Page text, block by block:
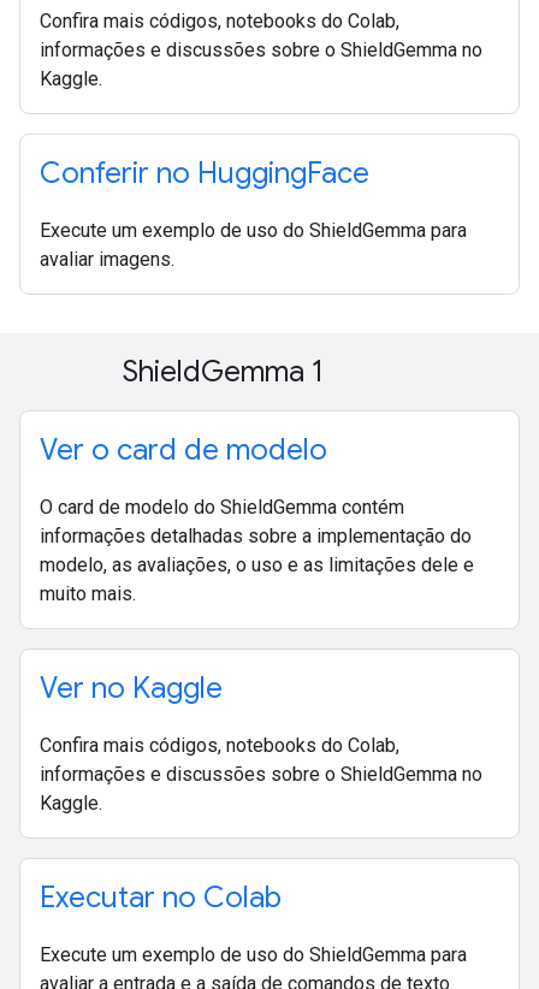
Confira mais códigos, notebooks do Colab,
informações e discussões sobre o ShieldGemma no
Kaggle.
Conferir no HuggingFace
Execute um exemplo de uso do ShieldGemma para
avaliar imagens.
ShieldGemma 1
Ver o card de modelo
O card de modelo do ShieldGemma contém
informações detalhadas sobre a implementação do
modelo, as avaliações, o uso e as limitações dele e
muito mais.
Ver no Kaggle
Confira mais códigos, notebooks do Colab,
informações e discussões sobre o ShieldGemma no
Kaggle.
Executar no Colab
Execute um exemplo de uso do ShieldGemma para
avaliar a entrada e a saída de comandos de texto.